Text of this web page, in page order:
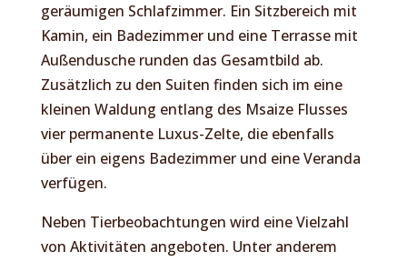
geräumigen Schlafzimmer. Ein Sitzbereich mit
Kamin, ein Badezimmer und eine Terrasse mit
Außendusche runden das Gesamtbild ab.
Zusätzlich zu den Suiten finden sich im eine
kleinen Waldung entlang des Msaize Flusses
vier permanente Luxus-Zelte, die ebenfalls
über ein eigens Badezimmer und eine Veranda
verfügen.
Neben Tierbeobachtungen wird eine Vielzahl
von Aktivitäten angeboten. Unter anderem